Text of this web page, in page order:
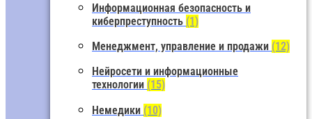
Информационная безопасность и
киберпреступность (1)
Менеджмент, управление и продажи (12)
Нейросети и информационные
технологии (15)
Немедики (10)